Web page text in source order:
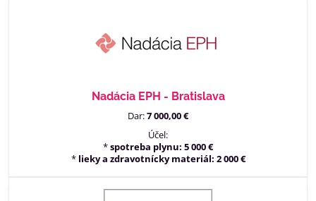
Nadácia EPH - Bratislava
Dar:7 000,00 €
Účel:
*spotreba plynu: 5 000 €
* lieky a zdravotnícky materiál: 2 000 €